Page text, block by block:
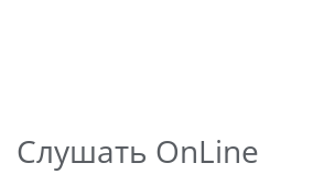
Слушать OnLine